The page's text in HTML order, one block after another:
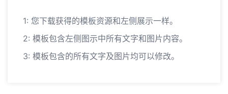
1: 您下载获得的模板资源和左侧展示一样。
2: 模板包含左侧图示中所有文字和图片内容。
3: 模板包含的所有文字及图片均可以修改。